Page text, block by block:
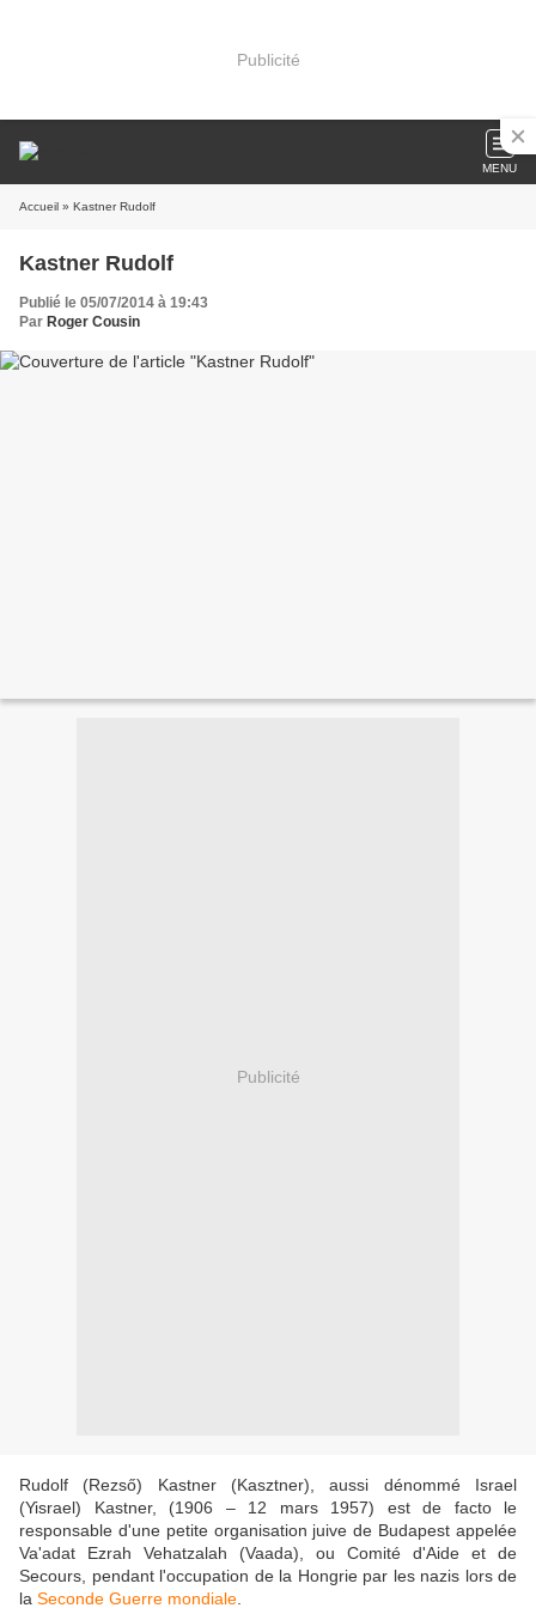
Publicité
MENU
Accueil » Kastner Rudolf
Kastner Rudolf
Publié le 05/07/2014 à 19:43
Par Roger Cousin
Publicité
Rudolf (Rezső) Kastner (Kasztner), aussi dénommé Israel
(Yisrael) Kastner, (1906 – 12 mars 1957) est de facto le
responsable d'une petite organisation juive de Budapest appelée
Va'adat Ezrah Vehatzalah (Vaada), ou Comité d'Aide et de
Secours, pendant l'occupation de la Hongrie par les nazis lors de
la Seconde Guerre mondiale